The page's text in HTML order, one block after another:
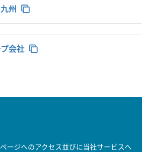
州
会社
ージへのアクセス並びに当社サービスへ